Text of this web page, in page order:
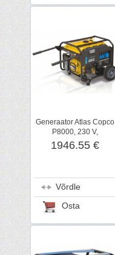
Generaator Atlas Copco
P8000, 230 V,
elektristardiga
1946.55 €
Võrdle
Osta